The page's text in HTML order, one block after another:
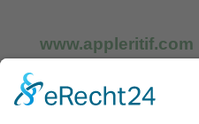
www.appleritif.com